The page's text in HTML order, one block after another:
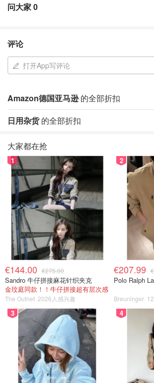
问大家0
评论
打开App写评论
Amazon德国亚马逊的全部折扣
日用杂货的全部折扣
大家都在抢
1
€144.00 €275.00
Sandro 牛仔拼接麻花针织夹克
金玟庭同款！！牛仔拼接超有层次感
The Outnet 2026人感兴趣
2
€207.99
Polo Ralph
Breuninger
3 4